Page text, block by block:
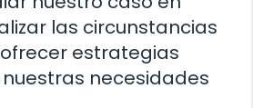
las circunstancias
estrategias
necesidades